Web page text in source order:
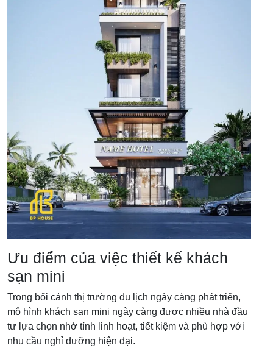
Ưu điểm của việc thiết kế khách
sạn mini
Trong bối cảnh thị trường du lịch ngày càng phát triển,
mô hình khách sạn mini ngày càng được nhiều nhà đầu
tư lựa chọn nhờ tính linh hoạt, tiết kiệm và phù hợp với
nhu cầu nghỉ dưỡng hiện đại.